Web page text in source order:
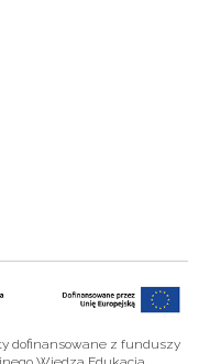
dofinansowane z funduszy